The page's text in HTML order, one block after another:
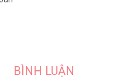
BÌNH LUẬN